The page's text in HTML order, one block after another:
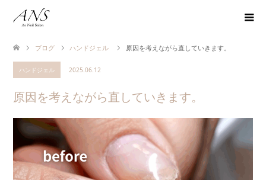
ブログ ハンドジェル 原因を考えながら直していきます。
ハンドジェル 2025.06.12
原因を考えながら直していきます。